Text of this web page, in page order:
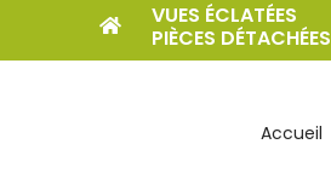
VUES ÉCLATÉES
PIÈCES DÉTACHÉES
Accueil